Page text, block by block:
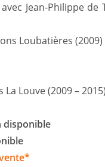
Jean-Philippe de
Loubatières (2009)
Louve (2009 –
disponible